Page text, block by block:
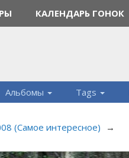
КАЛЕНДАРЬ ГОНОК
Альбомы Tags
(Самое интересное) →